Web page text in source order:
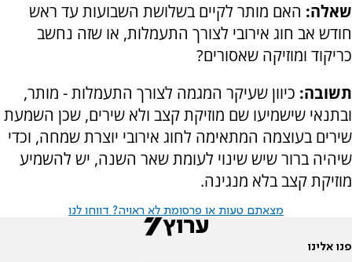
שאלה: האם מותר לקיים בשלושת השבועות עד ראש
חודש אב חוג אירובי לצורך התעמלות, או שזה נחשב
כריקוד ומוזיקה שאסורים?
תשובה: כיוון שעיקר המגמה לצורך התעמלות - מותר,
ובתנאי שישמיעו שם מוזיקת קצב ולא שירים, שכן השמעת
שירים בעוצמה המתאימה לחוג אירובי יוצרת שמחה, וכדי
שיהיה ברור שיש שינוי לעומת שאר השנה, יש להשמיע
מוזיקת קצב בלא מנגינה.
מצאתם טעות או פרסומת לא ראויה? דווחו לנו
פנו אלינו